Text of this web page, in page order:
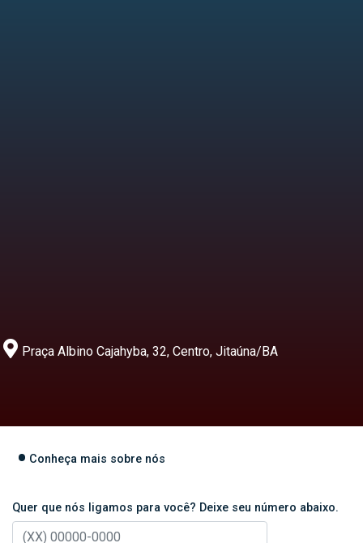
Praça Albino Cajahyba, 32, Centro, Jitaúna/BA
Conheça mais sobre nós
Quer que nós ligamos para você? Deixe seu número abaixo.